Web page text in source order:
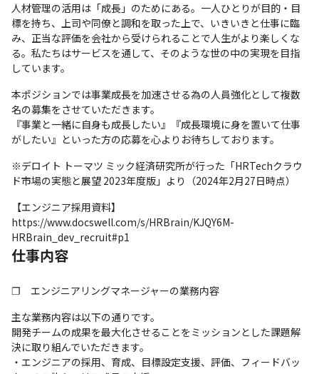
人材管理の活用は「成長」のためにある。一人ひとりが目的・目
標を持ち、上司や同僚と調和を取った上で、いきいきと仕事に臨
み、正当な評価を会社から受けられることで人生がより楽しくな
る。私たちはサービスを通して、そのような世の中の実現を目指
しています。
本ポジションでは事業成長を加速させる為の人員強化として複数
名の募集をさせていただきます。
『事業と一緒に自身も成長したい』『成長環境に身を置いて仕事
がしたい』といった方の応募を心よりお待ちしております。
※デロイト トーマツ ミック経済研究所が行った「HRTechクラウ
ド市場の実態と展望 2023年度版」より（2024年2月27日時点）
【エンジニア採用資料】
https://www.docswell.com/s/HRBrain/KJQY6M-
HRBrain_dev_recruit#p1
仕事内容
❐　エンジニアリングマネージャーの業務内容
主な業務内容は以下の通りです。
開発チームの成果を最大化させることをミッションとした課題解
決に取り組んでいただきます。
・エンジニアの採用、育成、目標設定支援、評価、フィードバッ